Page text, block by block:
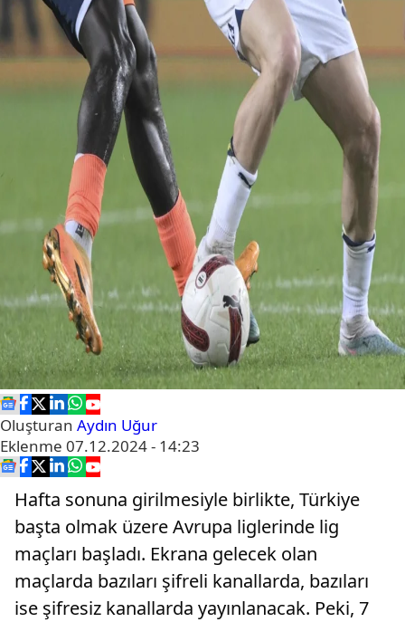
Oluşturan Aydın Uğur
Eklenme 07.12.2024 - 14:23
Hafta sonuna girilmesiyle birlikte, Türkiye
başta olmak üzere Avrupa liglerinde lig
maçları başladı. Ekrana gelecek olan
maçlarda bazıları şifreli kanallarda, bazıları
ise şifresiz kanallarda yayınlanacak. Peki, 7